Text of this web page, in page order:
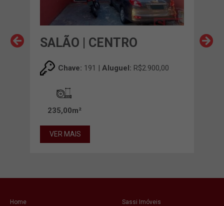
SALÃO | CENTRO
Chave: 191 | Aluguel: R$2.900,00
235,00m²
VER MAIS
Home
Sassi Imóveis